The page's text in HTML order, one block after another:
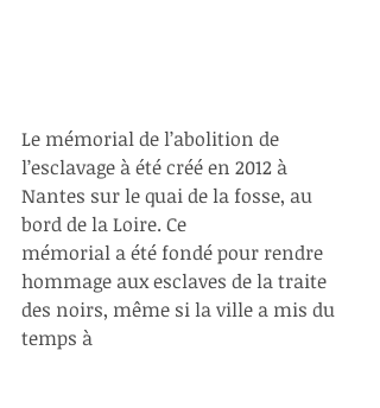
Le mémorial de l’abolition de
l’esclavage à été créé en 2012 à
Nantes sur le quai de la fosse, au
bord de la Loire. Ce
mémorial a été fondé pour rendre
hommage aux esclaves de la traite
des noirs, même si la ville a mis du
temps à